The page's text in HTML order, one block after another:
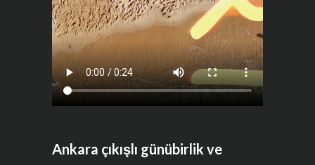
Ankara çıkışlı günübirlik ve